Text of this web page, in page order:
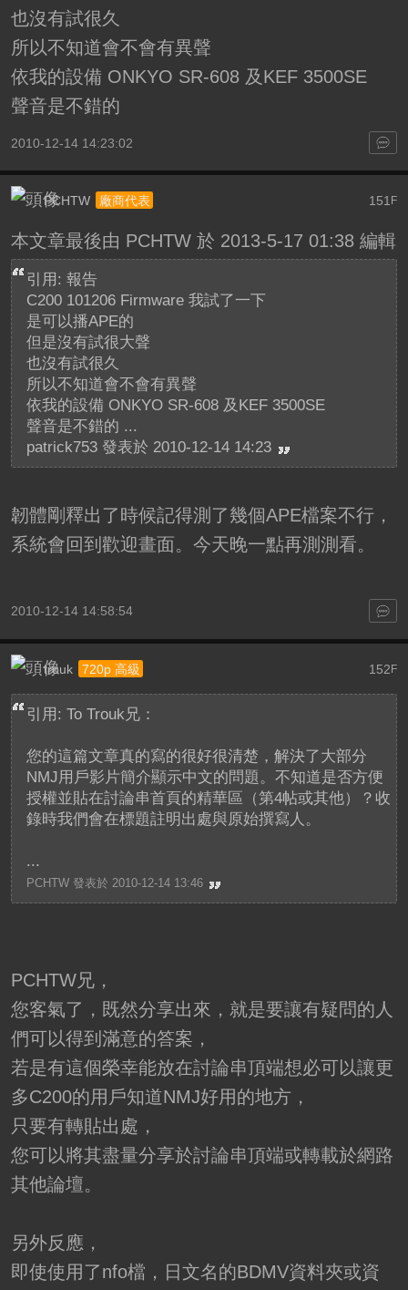
也沒有試很久
所以不知道會不會有異聲
依我的設備 ONKYO SR-608 及KEF 3500SE
聲音是不錯的
2010-12-14 14:23:02
151 F
PCHTW 廠商代表
本文章最後由 PCHTW 於 2013-5-17 01:38 編輯
引用: 報告
C200 101206 Firmware 我試了一下
是可以播APE的
但是沒有試很大聲
也沒有試很久
所以不知道會不會有異聲
依我的設備 ONKYO SR-608 及KEF 3500SE
聲音是不錯的 ...
patrick753 發表於 2010-12-14 14:23
韌體剛釋出了時候記得測了幾個APE檔案不行，
系統會回到歡迎畫面。今天晚一點再測測看。
2010-12-14 14:58:54
152F
trouk 720p 高級
引用: To Trouk兄：
您的這篇文章真的寫的很好很清楚，解決了大部分
NMJ用戶影片簡介顯示中文的問題。不知道是否方便
授權並貼在討論串首頁的精華區（第4帖或其他）？收
錄時我們會在標題註明出處與原始撰寫人。
...
PCHTW 發表於 2010-12-14 13:46
PCHTW兄，
您客氣了，既然分享出來，就是要讓有疑問的人
們可以得到滿意的答案，
若是有這個榮幸能放在討論串頂端想必可以讓更
多C200的用戶知道NMJ好用的地方，
只要有轉貼出處，
您可以將其盡量分享於討論串頂端或轉載於網路
其他論壇。
另外反應，
即使使用了nfo檔，日文名的BDMV資料夾或資